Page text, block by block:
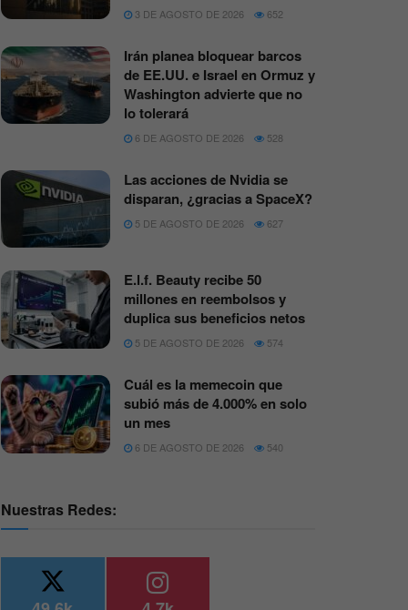
3 DE AGOSTO DE 2026 652
Irán planea bloquear barcos
de EE.UU. e Israel en Ormuz y
Washington advierte que no
lo tolerará
6 DE AGOSTO DE 2026 528
Las acciones de Nvidia se
disparan, ¿gracias a SpaceX?
5 DE AGOSTO DE 2026 627
E.l.f. Beauty recibe 50
millones en reembolsos y
duplica sus beneficios netos
5 DE AGOSTO DE 2026 574
Cuál es la memecoin que
subió más de 4.000% en solo
un mes
6 DE AGOSTO DE 2026 540
Nuestras Redes: